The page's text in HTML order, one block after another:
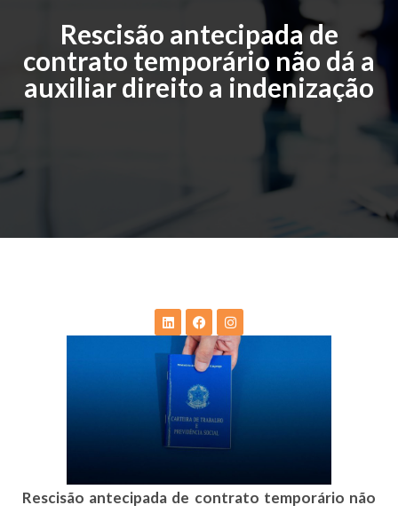
Rescisão antecipada de
contrato temporário não dá a
auxiliar direito a indenização
Rescisão antecipada de contrato temporário não